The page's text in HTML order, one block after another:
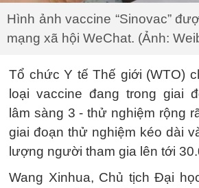
Hình ảnh vaccine “Sinovac”
mạng xã hội WeChat. (Ảnh:
Tổ chức Y tế Thế giới (WTO)
loại vaccine đang trong giai
lâm sàng 3 - thử nghiệm rộng
giai đoạn thử nghiệm kéo dài
lượng người tham gia lên tới
Wang Xinhua, Chủ tịch Đại